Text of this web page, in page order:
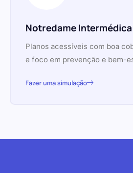
Notredame Intermédica
Planos acessíveis com boa
e foco em prevenção e bem-
Fazer uma simulação